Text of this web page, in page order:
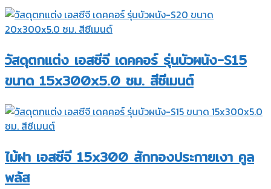
วัสดุตกแต่ง เอสซีจี เดคคอร์ รุ่นบัวผนัง-S15
ขนาด 15x300x5.0 ซม. สีซีเมนต์
ไม้ฝา เอสซีจี 15x300 สักทองประกายเงา คูล
พลัส